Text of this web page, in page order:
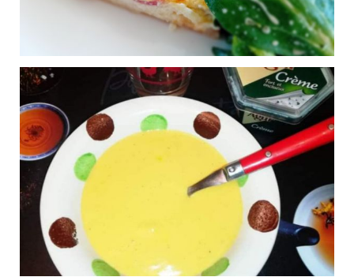
Publié le 04/03/2025 à 21:32
0
TARTE AUX LARDON
ET À LA CANCOILLOTTE
Publié le 31/01/2025 à 18:56